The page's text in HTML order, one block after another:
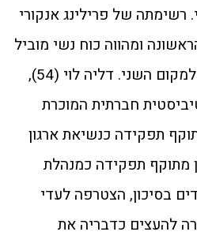
רשימתה של פרילינג אנקורי
הראשונה ומהווה כוח נשי מוביל
בעיר. דליה לוי הצטרפה למקום השני. דליה לוי (54),
חברתית המוכרת
תפקידה כנשיאת ארגון
מתוקף תפקידה כמנהלת
בסיכון, הצטרפה לעדי
להעצים כדבריה את